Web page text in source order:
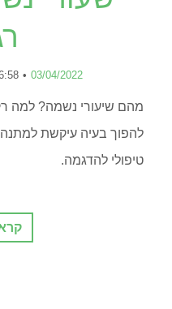
03/04/2022
מהם שיעורי נשמה? למה
להפוך בעיה עיקשת
טיפולי להדגמה.